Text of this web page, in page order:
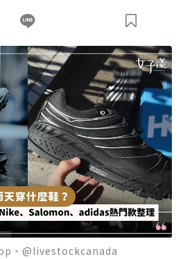
數：0點；前往 購買點數
、@livestockcanada